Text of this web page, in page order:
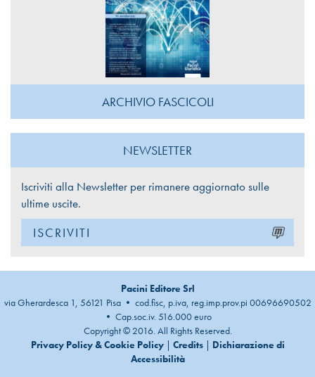
ARCHIVIO FASCICOLI
NEWSLETTER
Iscriviti alla Newsletter per rimanere aggiornato sulle
ultime uscite.
ISCRIVITI
Pacini Editore Srl
via Gherardesca 1, 56121 Pisa • cod.fisc, p.iva, reg.imp.prov.pi 00696690502
• Cap.soc.iv. 516.000 euro
Copyright © 2016. All Rights Reserved.
Privacy Policy & Cookie Policy| Credits| Dichiarazione di
Accessibilità